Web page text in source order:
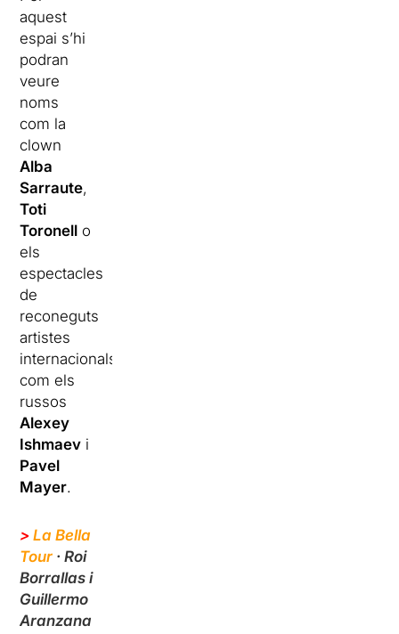
aquest
espai s’hi
podran
veure
noms
com la
clown
Alba
Sarraute,
Toti
Toronell o
els
espectacles
de
reconeguts
artistes
internacionals
com els
russos
Alexey
Ishmaev i
Pavel
Mayer.
>La Bella
Tour · Roi
Borrallas i
Guillermo
Aranzana